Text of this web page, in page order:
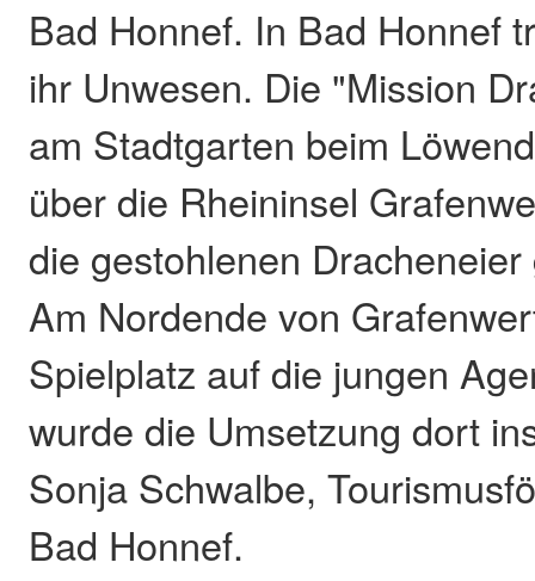
Bad Honnef. In Bad Honnef
ihr Unwesen. Die "Mission
am Stadtgarten beim
über die Rheininsel
die gestohlenen
Am Nordende von
Spielplatz auf die jungen
wurde die Umsetzung dort
Sonja Schwalbe,
Bad Honnef.